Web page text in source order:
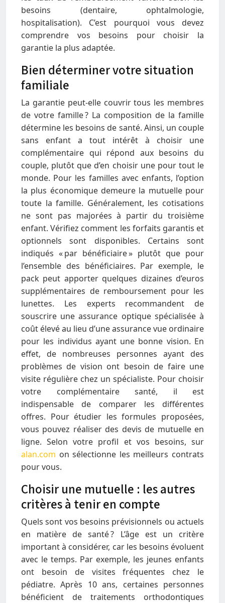
besoins (dentaire, ophtalmologie,
hospitalisation). C’est pourquoi vous devez
comprendre vos besoins pour choisir la
garantie la plus adaptée.
Bien déterminer votre situation
familiale
La garantie peut-elle couvrir tous les membres
de votre famille ? La composition de la famille
détermine les besoins de santé. Ainsi, un couple
sans enfant a tout intérêt à choisir une
complémentaire qui répond aux besoins du
couple, plutôt que d’en choisir une pour tout le
monde. Pour les familles avec enfants, l’option
la plus économique demeure la mutuelle pour
toute la famille. Généralement, les cotisations
ne sont pas majorées à partir du troisième
enfant. Vérifiez comment les forfaits garantis et
optionnels sont disponibles. Certains sont
indiqués « par bénéficiaire » plutôt que pour
l’ensemble des bénéficiaires. Par exemple, le
pack peut apporter quelques dizaines d’euros
supplémentaires de remboursement pour les
lunettes. Les experts recommandent de
souscrire une assurance optique spécialisée à
coût élevé au lieu d’une assurance vue ordinaire
pour les individus ayant une bonne vision. En
effet, de nombreuses personnes ayant des
problèmes de vision ont besoin de faire une
visite régulière chez un spécialiste. Pour choisir
votre complémentaire santé, il est
indispensable de comparer les différentes
offres. Pour étudier les formules proposées,
vous pouvez réaliser des devis de mutuelle en
ligne. Selon votre profil et vos besoins, sur
alan.com on sélectionne les meilleurs contrats
pour vous.
Choisir une mutuelle : les autres
critères à tenir en compte
Quels sont vos besoins prévisionnels ou actuels
en matière de santé ? L’âge est un critère
important à considérer, car les besoins évoluent
avec le temps. Par exemple, les jeunes enfants
ont besoin de visites fréquentes chez le
pédiatre. Après 10 ans, certaines personnes
bénéficient de traitements orthodontiques